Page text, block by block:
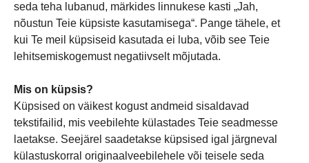
seda teha lubanud, märkides linnukese kasti „Jah,
nõustun Teie küpsiste kasutamisega“. Pange tähele, et
kui Te meil küpsiseid kasutada ei luba, võib see Teie
lehitsemiskogemust negatiivselt mõjutada.
Mis on küpsis?
Küpsised on väikest kogust andmeid sisaldavad
tekstifailid, mis veebilehte külastades Teie seadmesse
laetakse. Seejärel saadetakse küpsised igal järgneval
külastuskorral originaalveebilehele või teisele seda